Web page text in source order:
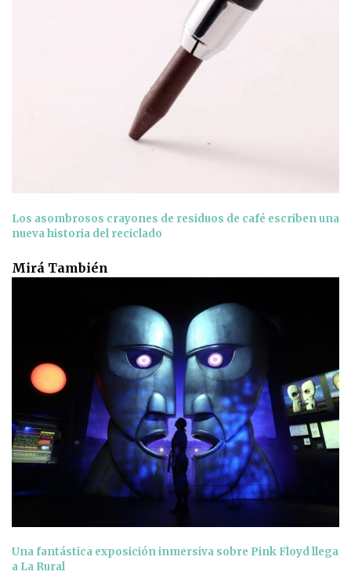
Los asombrosos crayones de residuos de café escriben una
nueva historia del reciclado
Mirá También
Una fantástica exposición inmersiva sobre Pink Floyd llega
a La Rural